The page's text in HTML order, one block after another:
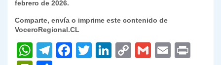
febrero de 2026.
Comparte, envía o imprime este contenido de
VoceroRegional.CL
W
T
F
T
Li
C
G
E